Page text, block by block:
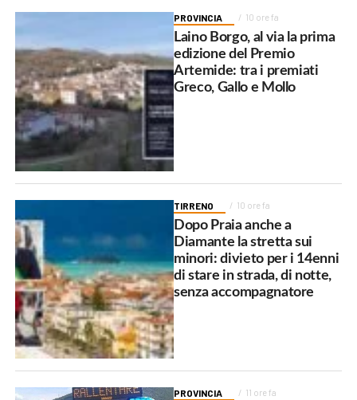
PROVINCIA 10 ore fa
Laino Borgo, al via la prima
edizione del Premio
Artemide: tra i premiati
Greco, Gallo e Mollo
TIRRENO 10 ore fa
Dopo Praia anche a
Diamante la stretta sui
minori: divieto per i 14enni
di stare in strada, di notte,
senza accompagnatore
PROVINCIA 11 ore fa